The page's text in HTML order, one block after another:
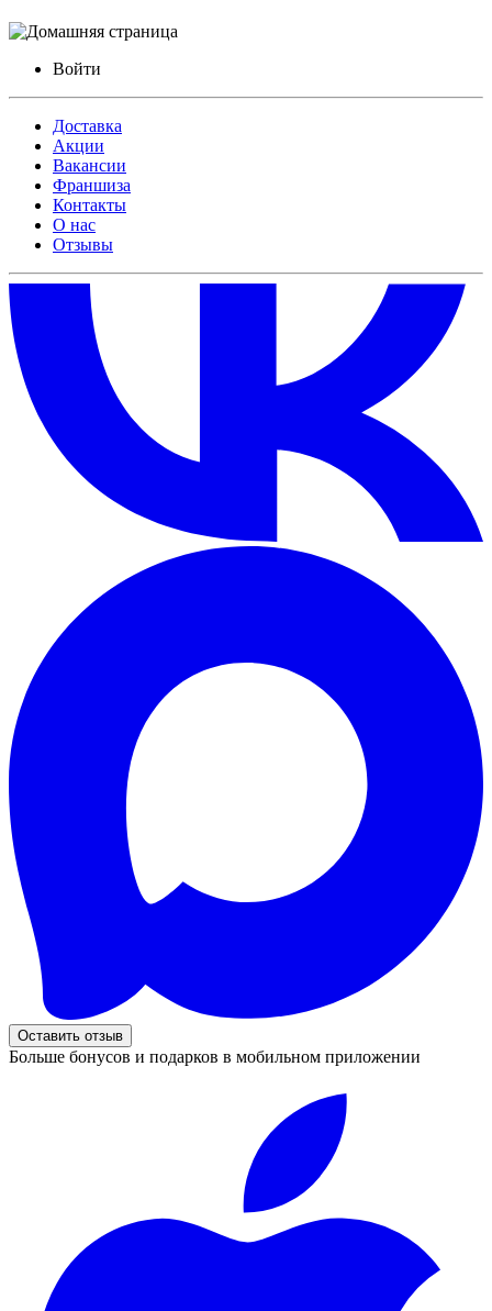
Войти
Доставка
Акции
Вакансии
Франшиза
Контакты
О нас
Отзывы
Оставить отзыв
Больше бонусов и подарков в мобильном приложении